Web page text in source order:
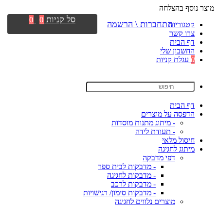
מוצר נוסף בהצלחה
קטגוריות
צרו קשר
דף הבית
החשבון שלי
0 עגלת קניות
דף הבית
הדפסה על מוצרים
- מיתוג מתנות מוסדות
- תעודת לידה
חיסול מלאי
מיתוג לחגיגה
דפי מדבקה
- מדבקות לבית ספר
- מדבקות לחגיגה
- מדבקות לרכב
- מדבקות סימון/ רגישויות
מוצרים נלווים לחגיגה
התחברות \ הרשמה סל קניות 0
0